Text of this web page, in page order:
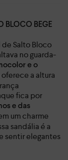
BLOCO BEGE
Salto Bloco
no guarda-
e o
oferece a altura
fica por
e das
um charme
sandália é a
sentir elegantes